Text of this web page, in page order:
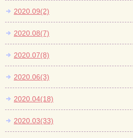
2020.09(2)
2020.08(7)
2020.07(8)
2020.06(3)
2020.04(18)
2020.03(33)